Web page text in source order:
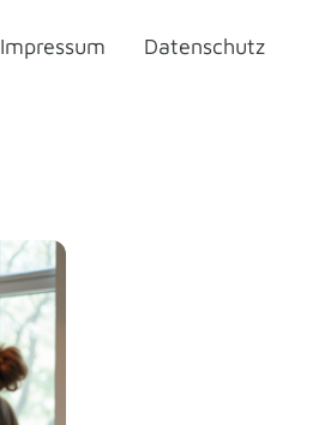
Impressum Datenschutz